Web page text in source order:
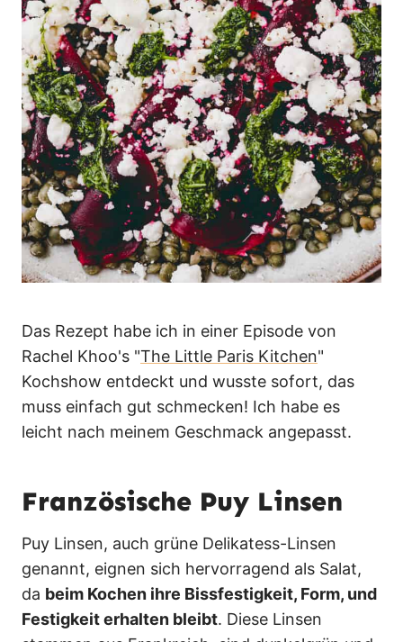
Das Rezept habe ich in einer Episode von
Rachel Khoo's "The Little Paris Kitchen"
Kochshow entdeckt und wusste sofort, das
muss einfach gut schmecken! Ich habe es
leicht nach meinem Geschmack angepasst.
Französische Puy Linsen
Puy Linsen, auch grüne Delikatess-Linsen
genannt, eignen sich hervorragend als Salat,
da beim Kochen ihre Bissfestigkeit, Form, und
Festigkeit erhalten bleibt. Diese Linsen